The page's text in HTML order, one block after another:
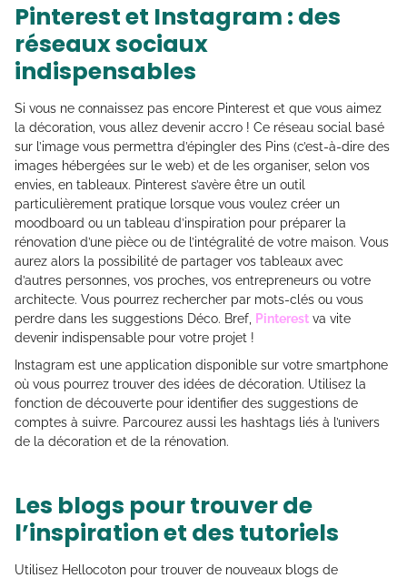
Pinterest et Instagram : des
réseaux sociaux
indispensables
Si vous ne connaissez pas encore Pinterest et que vous aimez
la décoration, vous allez devenir accro ! Ce réseau social basé
sur l’image vous permettra d’épingler des Pins (c’est-à-dire des
images hébergées sur le web) et de les organiser, selon vos
envies, en tableaux. Pinterest s’avère être un outil
particulièrement pratique lorsque vous voulez créer un
moodboard ou un tableau d’inspiration pour préparer la
rénovation d’une pièce ou de l’intégralité de votre maison. Vous
aurez alors la possibilité de partager vos tableaux avec
d’autres personnes, vos proches, vos entrepreneurs ou votre
architecte. Vous pourrez rechercher par mots-clés ou vous
perdre dans les suggestions Déco. Bref, Pinterest va vite
devenir indispensable pour votre projet !
Instagram est une application disponible sur votre smartphone
où vous pourrez trouver des idées de décoration. Utilisez la
fonction de découverte pour identifier des suggestions de
comptes à suivre. Parcourez aussi les hashtags liés à l’univers
de la décoration et de la rénovation.
Les blogs pour trouver de
l’inspiration et des tutoriels
Utilisez Hellocoton pour trouver de nouveaux blogs de